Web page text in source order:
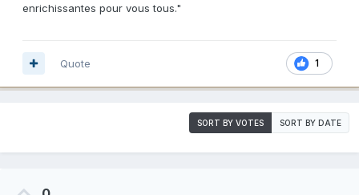
enrichissantes pour vous tous."
1
Quote
SORT BY VOTES SORT BY DATE